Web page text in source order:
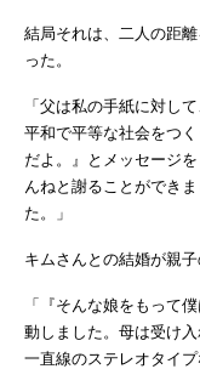
結局それは、二人の距
った。
「父は私の手紙に対し
平和で平等な社会をつ
だよ。』とメッセージ
んねと謝ることができ
た。」
キムさんとの結婚が親
「『そんな娘をもって
動しました。母は受け
一直線のステレオタイ